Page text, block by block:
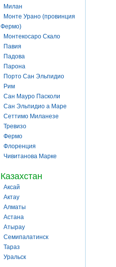
Милан
Монте Урано (провинция
Фермо)
Монтекосаро Скало
Павия
Падова
Парона
Порто Сан Эльпидио
Рим
Сан Мауро Пасколи
Сан Эльпидио а Маре
Сеттимо Миланезе
Тревизо
Фермо
Флоренция
Чивитанова Марке
Казахстан
Аксай
Актау
Алматы
Астана
Атырау
Семипалатинск
Тараз
Уральск